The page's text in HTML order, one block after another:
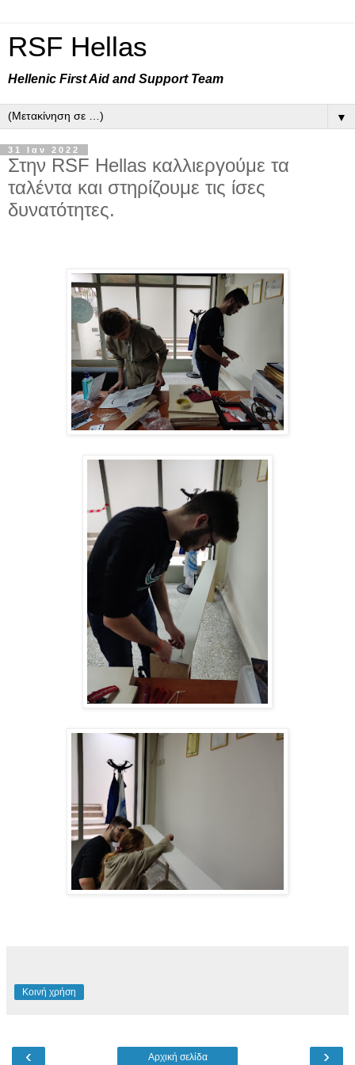
RSF Hellas
Hellenic First Aid and Support Team
▼
31 Ιαν 2022
Στην RSF Hellas καλλιεργούμε τα
ταλέντα και στηρίζουμε τις ίσες
δυνατότητες.
Κοινή χρήση
‹ ›
Αρχική σελίδα